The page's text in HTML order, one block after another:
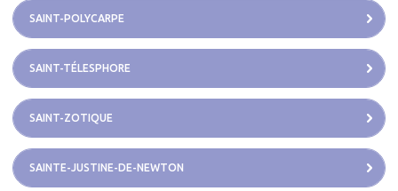
SAINT-POLYCARPE
SAINT-TÉLESPHORE
SAINT-ZOTIQUE
SAINTE-JUSTINE-DE-NEWTON